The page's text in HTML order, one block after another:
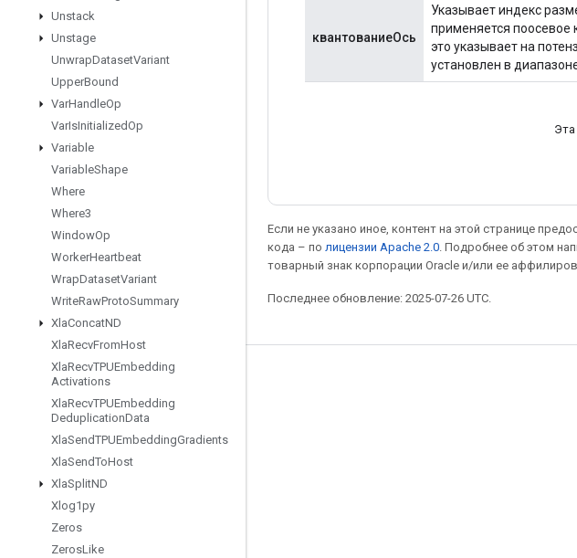
Unstack
Unstage
UnwrapDatasetVariant
UpperBound
VarHandleOp
VarIsInitializedOp
Variable
VariableShape
Where
Where3
WindowOp
WorkerHeartbeat
WrapDatasetVariant
WriteRawProtoSummary
XlaConcatND
XlaRecvFromHost
XlaRecvTPUEmbedding
Activations
XlaRecvTPUEmbedding
DeduplicationData
XlaSendTPUEmbeddingGradients
XlaSendToHost
XlaSplitND
Xlog1py
Zeros
ZerosLike
квантованиеОсь
Указывает индекс
применяется поосевое
это указывает на
установлен в
Если не указано иное, контент на этой странице
кода – по лицензии Apache 2.0 . Подробнее об этом
товарный знак корпорации Oracle и/или ее
Последнее обновление: 2025-07-26 UTC.
Мы в социальных сетях
Форум
GitHub
Twitter
YouTube